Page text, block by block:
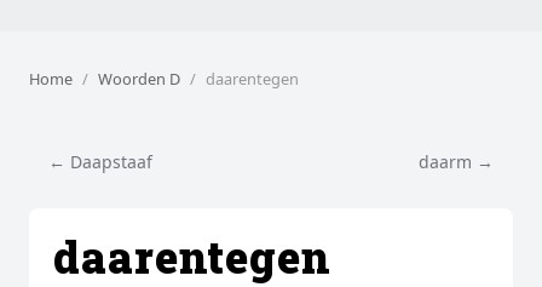
Home Woorden D daarentegen
← Daapstaaf daarm →
daarentegen